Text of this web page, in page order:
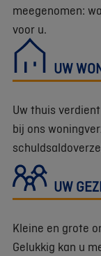
meegenomen:
voor u.
UW
Uw thuis
bij ons
UW
Kleine en grote
Gelukkig kan u